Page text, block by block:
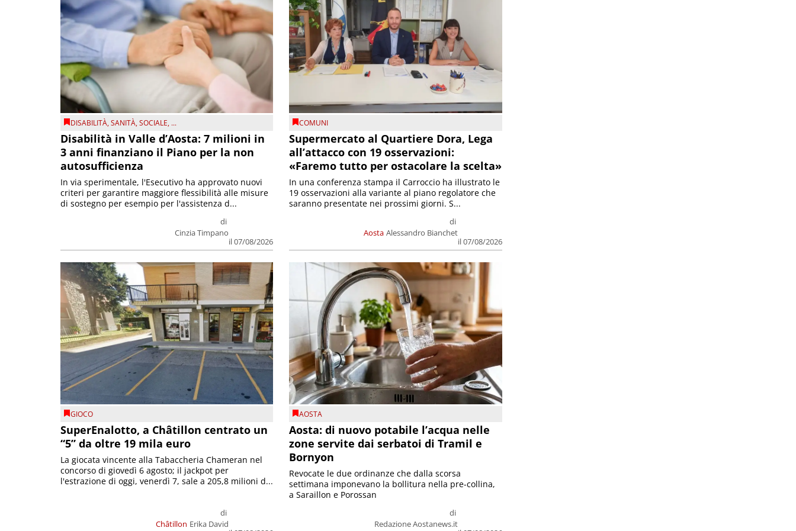
DISABILITÀ,SANITÀ,SOCIALE, ...
Disabilità in Valle d’Aosta: 7 milioni in
3 anni finanziano il Piano per la non
autosufficienza
di
Cinzia Timpano
il 07/08/2026
In via sperimentale, l'Esecutivo ha approvato nuovi
criteri per garantire maggiore flessibilità alle misure
di sostegno per esempio per l'assistenza d...
COMUNI
Supermercato al Quartiere Dora, Lega
all’attacco con 19 osservazioni:
«Faremo tutto per ostacolare la scelta»
Aosta
di
Alessandro Bianchet
il 07/08/2026
In una conferenza stampa il Carroccio ha illustrato le
19 osservazioni alla variante al piano regolatore che
saranno presentate nei prossimi giorni. S...
GIOCO
SuperEnalotto, a Châtillon centrato un
“5” da oltre 19 mila euro
Châtillon
di
Erika David
La giocata vincente alla Tabaccheria Chameran nel
concorso di giovedì 6 agosto; il jackpot per
l'estrazione di oggi, venerdì 7, sale a 205,8 milioni d...
AOSTA
Aosta: di nuovo potabile l’acqua nelle
zone servite dai serbatoi di Tramil e
Bornyon
di
Redazione Aostanews.it
Revocate le due ordinanze che dalla scorsa
settimana imponevano la bollitura nella pre-collina,
a Saraillon e Porossan